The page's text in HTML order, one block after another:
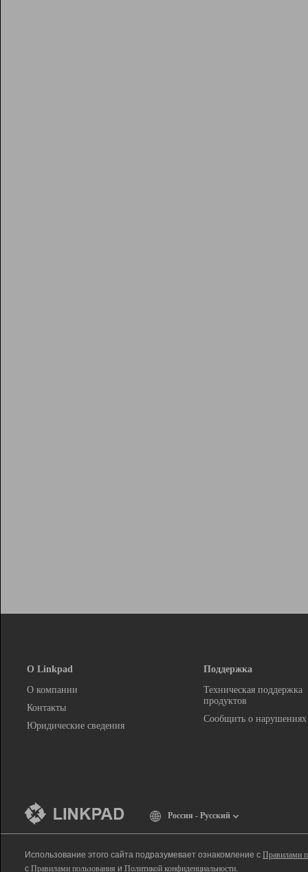
О Linkpad
О компании
Контакты
Юридические сведения
Поддержка
Техническая поддержка
продуктов
Сообщить о нарушениях
Россия - Русский
Использование этого сайта подразумевает ознакомление с Правилами
с Правилами пользования и Политикой конфиденциальности.